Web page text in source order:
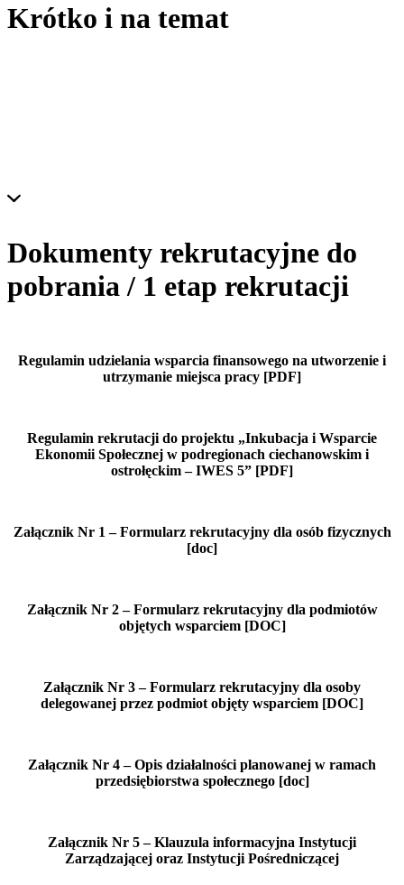
Krótko i na temat
Dokumenty rekrutacyjne do
pobrania / 1 etap rekrutacji
Regulamin udzielania wsparcia finansowego na utworzenie i
utrzymanie miejsca pracy [PDF]
Regulamin rekrutacji do projektu „Inkubacja i Wsparcie
Ekonomii Społecznej w podregionach ciechanowskim i
ostrołęckim – IWES 5” [PDF]
Załącznik Nr 1 – Formularz rekrutacyjny dla osób fizycznych
[doc]
Załącznik Nr 2 – Formularz rekrutacyjny dla podmiotów
objętych wsparciem [DOC]
Załącznik Nr 3 – Formularz rekrutacyjny dla osoby
delegowanej przez podmiot objęty wsparciem [DOC]
Załącznik Nr 4 – Opis działalności planowanej w ramach
przedsiębiorstwa społecznego [doc]
Załącznik Nr 5 – Klauzula informacyjna Instytucji
Zarządzającej oraz Instytucji Pośredniczącej